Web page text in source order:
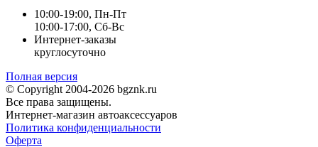
10:00-19:00, Пн-Пт
10:00-17:00, Сб-Вс
Интернет-заказы
круглосуточно
Полная версия
© Copyright 2004-2026 bgznk.ru
Все права защищены.
Интернет-магазин автоаксессуаров
Политика конфиденциальности
Оферта